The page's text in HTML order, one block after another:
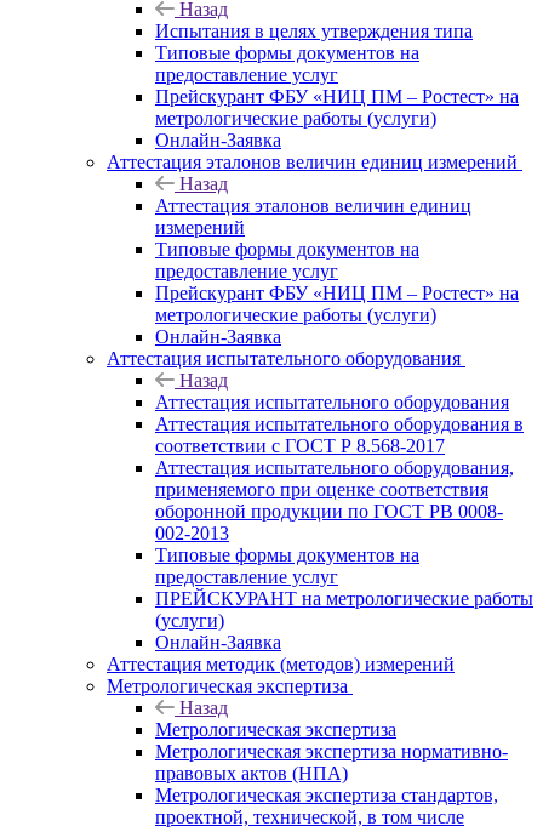
Назад
Испытания в целях утверждения типа
Типовые формы документов на
предоставление услуг
Прейскурант ФБУ «НИЦ ПМ – Ростест» на
метрологические работы (услуги)
Онлайн-Заявка
Аттестация эталонов величин единиц измерений
Назад
Аттестация эталонов величин единиц
измерений
Типовые формы документов на
предоставление услуг
Прейскурант ФБУ «НИЦ ПМ – Ростест» на
метрологические работы (услуги)
Онлайн-Заявка
Аттестация испытательного оборудования
Назад
Аттестация испытательного оборудования
Аттестация испытательного оборудования в
соответствии с ГОСТ Р 8.568-2017
Аттестация испытательного оборудования,
применяемого при оценке соответствия
оборонной продукции по ГОСТ РВ 0008-
002-2013
Типовые формы документов на
предоставление услуг
ПРЕЙСКУРАНТ на метрологические работы
(услуги)
Онлайн-Заявка
Аттестация методик (методов) измерений
Метрологическая экспертиза
Назад
Метрологическая экспертиза
Метрологическая экспертиза нормативно-
правовых актов (НПА)
Метрологическая экспертиза стандартов,
проектной, технической, в том числе